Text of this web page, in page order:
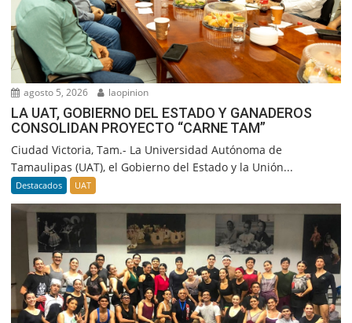
agosto 5, 2026 laopinion
LA UAT, GOBIERNO DEL ESTADO Y GANADEROS
CONSOLIDAN PROYECTO “CARNE TAM”
Ciudad Victoria, Tam.- La Universidad Autónoma de
Tamaulipas (UAT), el Gobierno del Estado y la Unión...
Destacados UAT